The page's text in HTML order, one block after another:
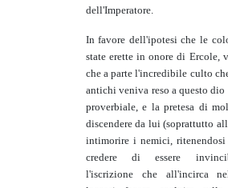
dell'Imperatore.
In favore dell'ipotesi che le
state erette in onore di Ercole,
che a parte l'incredibile culto
antichi veniva reso a questo dio
proverbiale, e la pretesa di
discendere da lui (soprattutto
intimorire i nemici, ritenendosi
credere di essere
l'iscrizione che all'incirca